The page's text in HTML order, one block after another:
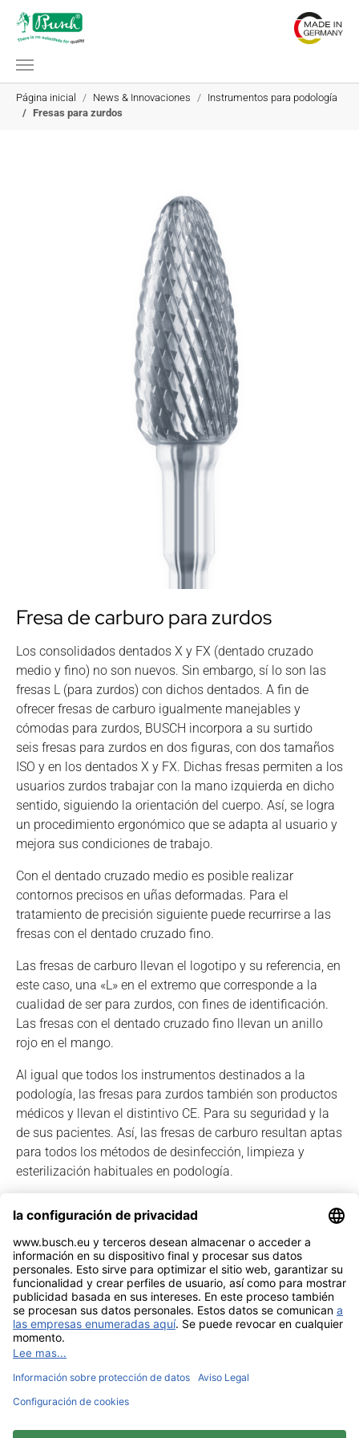
Saltar al contenido principal
Estás aquí:
Página inicial
News & Innovaciones
Instrumentos para podología
Fresas para zurdos
Fresa de carburo para zurdos
Los consolidados dentados X y FX (dentado cruzado
medio y fino) no son nuevos. Sin embargo, sí lo son las
fresas L (para zurdos) con dichos dentados. A fin de
ofrecer fresas de carburo igualmente manejables y
cómodas para zurdos, BUSCH incorpora a su surtido
seis fresas para zurdos en dos figuras, con dos tamaños
ISO y en los dentados X y FX. Dichas fresas permiten a los
usuarios zurdos trabajar con la mano izquierda en dicho
sentido, siguiendo la orientación del cuerpo. Así, se logra
un procedimiento ergonómico que se adapta al usuario y
mejora sus condiciones de trabajo.
Con el dentado cruzado medio es posible realizar
contornos precisos en uñas deformadas. Para el
tratamiento de precisión siguiente puede recurrirse a las
fresas con el dentado cruzado fino.
Las fresas de carburo llevan el logotipo y su referencia, en
este caso, una «L» en el extremo que corresponde a la
cualidad de ser para zurdos, con fines de identificación.
Las fresas con el dentado cruzado fino llevan un anillo
rojo en el mango.
Al igual que todos los instrumentos destinados a la
podología, las fresas para zurdos también son productos
médicos y llevan el distintivo CE. Para su seguridad y la
de sus pacientes. Así, las fresas de carburo resultan aptas
para todos los métodos de desinfección, limpieza y
esterilización habituales en podología.
Ver catálogo
BUSCH & CO. GmbH & Co. KG |